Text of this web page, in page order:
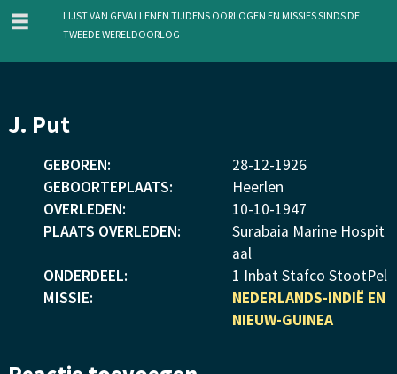
en
inhoud
menu
Lijst van gevallenen tijdens oorlogen en missies sinds de
Tweede Wereldoorlog
J. Put
GEBOREN: 28-12-1926
GEBOORTEPLAATS:
Heerlen
OVERLEDEN:
10-10-1947
PLAATS OVERLEDEN:
Surabaia Marine Hospit
aal
ONDERDEEL:
1 Inbat Stafco StootPel
MISSIE:
NEDERLANDS-INDIË EN
NIEUW-GUINEA